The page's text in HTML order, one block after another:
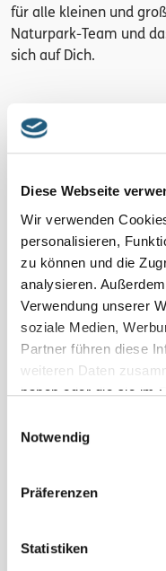
Diese Webseite
Wir verwenden
personalisieren,
zu können und die
analysieren.
Verwendung unserer
soziale Medien,
Partner führen diese
weiteren Daten
haben oder die sie im
Notwendig
Präferenzen
Statistiken
für alle kleinen und
Naturpark-Team und
sich auf Dich.
Treffpunkt
Walderlebnispfad, PP,
Termine
Veranstaltung verpasst?
und vereinbaren Sie
Familie, Freundinnen
direkt mit den
Details
3 h | kostenlos |
Infos bei: Naturpark-
Region